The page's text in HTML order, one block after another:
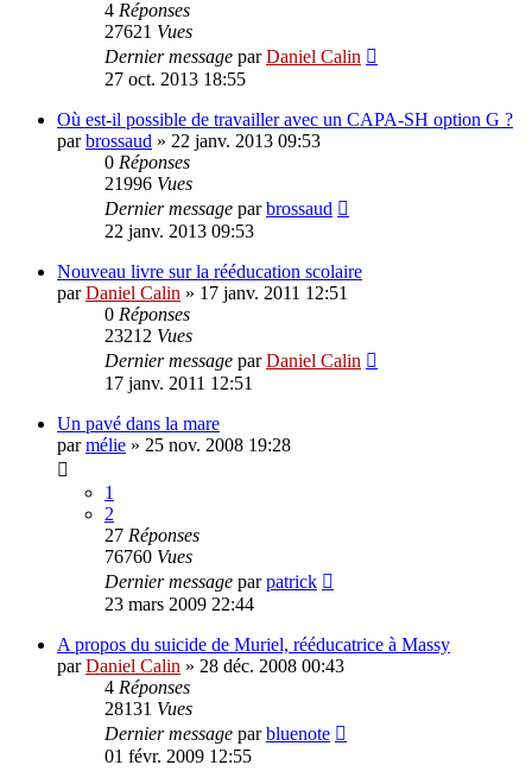
4 Réponses
27621 Vues
Dernier message parDaniel Calin
27 oct. 2013 18:55
Où est-il possible de travailler avec un CAPA-SH option G ?
parbrossaud » 22 janv. 2013 09:53
0 Réponses
21996 Vues
Dernier message parbrossaud
22 janv. 2013 09:53
Nouveau livre sur la rééducation scolaire
parDaniel Calin » 17 janv. 2011 12:51
0 Réponses
23212 Vues
Dernier message parDaniel Calin
17 janv. 2011 12:51
Un pavé dans la mare
parmélie » 25 nov. 2008 19:28
1
2
27 Réponses
76760 Vues
Dernier message parpatrick
23 mars 2009 22:44
A propos du suicide de Muriel, rééducatrice à Massy
parDaniel Calin » 28 déc. 2008 00:43
4 Réponses
28131 Vues
Dernier message parbluenote
01 févr. 2009 12:55